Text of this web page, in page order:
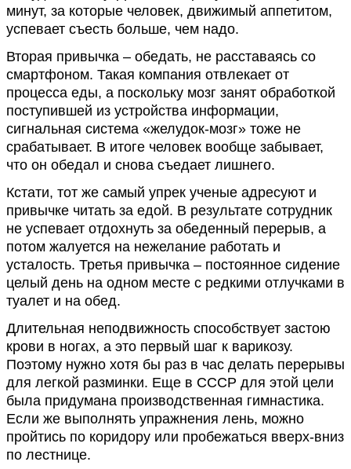
минут, за которые человек, движимый аппетитом,
успевает съесть больше, чем надо.
Вторая привычка – обедать, не расставаясь со
смартфоном. Такая компания отвлекает от
процесса еды, а поскольку мозг занят обработкой
поступившей из устройства информации,
сигнальная система «желудок-мозг» тоже не
срабатывает. В итоге человек вообще забывает,
что он обедал и снова съедает лишнего.
Кстати, тот же самый упрек ученые адресуют и
привычке читать за едой. В результате сотрудник
не успевает отдохнуть за обеденный перерыв, а
потом жалуется на нежелание работать и
усталость. Третья привычка – постоянное сидение
целый день на одном месте с редкими отлучками в
туалет и на обед.
Длительная неподвижность способствует застою
крови в ногах, а это первый шаг к варикозу.
Поэтому нужно хотя бы раз в час делать перерывы
для легкой разминки. Еще в СССР для этой цели
была придумана производственная гимнастика.
Если же выполнять упражнения лень, можно
пройтись по коридору или пробежаться вверх-вниз
по лестнице.